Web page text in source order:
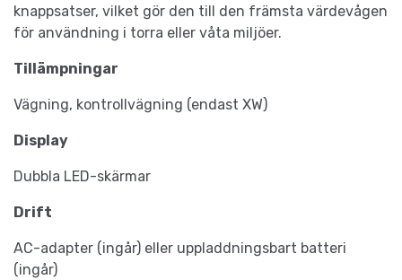
knappsatser, vilket gör den till den främsta värdevågen
för användning i torra eller våta miljöer.
Tillämpningar
Vägning, kontrollvägning (endast XW)
Display
Dubbla LED-skärmar
Drift
AC-adapter (ingår) eller uppladdningsbart batteri
(ingår)